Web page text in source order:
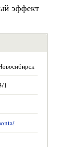
эффект
1